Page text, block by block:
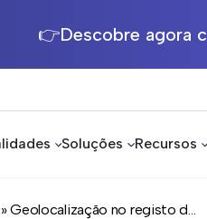
👉Descobre agora
Soluções Recursos
» Geolocalização no registo d...